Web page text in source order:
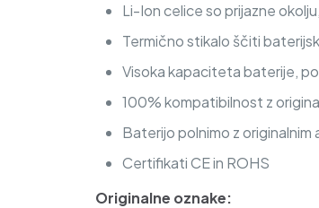
Li-Ion celice so prijazne
Termično stikalo ščiti
Visoka kapaciteta baterije,
100% kompatibilnost z
Baterijo polnimo z
Certifikati CE in ROHS
Originalne oznake: